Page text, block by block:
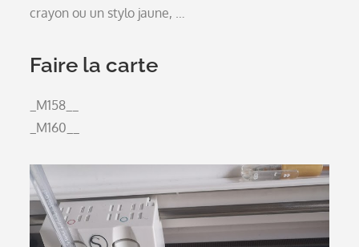
crayon ou un stylo jaune, …
Faire la carte
_M158__
_M160__